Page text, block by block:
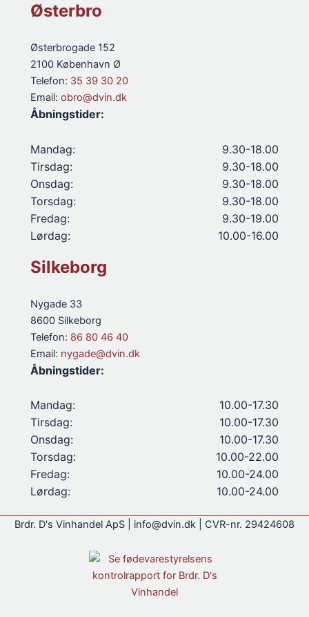
Østerbro
Østerbrogade 152
2100 København Ø
Telefon: 35 39 30 20
Email: obro@dvin.dk
Åbningstider:
Mandag:
9.30-18.00
Tirsdag:
9.30-18.00
Onsdag:
9.30-18.00
Torsdag:
9.30-18.00
Fredag:
9.30-19.00
Lørdag:
10.00-16.00
Silkeborg
Nygade 33
8600 Silkeborg
Telefon: 86 80 46 40
Email: nygade@dvin.dk
Åbningstider:
Mandag:
10.00-17.30
Tirsdag:
10.00-17.30
Onsdag:
10.00-17.30
Torsdag:
10.00-22.00
Fredag:
10.00-24.00
Lørdag:
10.00-24.00
Brdr. D's Vinhandel ApS | info@dvin.dk | CVR-nr. 29424608